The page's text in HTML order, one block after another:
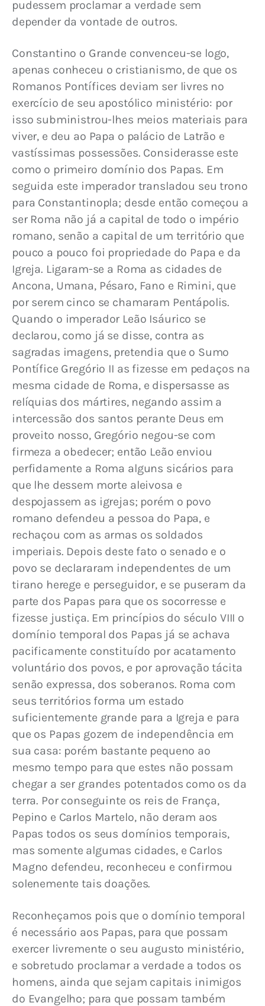
pudessem proclamar a verdade sem
depender da vontade de outros.
Constantino o Grande convenceu-se logo,
apenas conheceu o cristianismo, de que os
Romanos Pontífices deviam ser livres no
exercício de seu apostólico ministério: por
isso subministrou-lhes meios materiais para
viver, e deu ao Papa o palácio de Latrão e
vastíssimas possessões. Considerasse este
como o primeiro domínio dos Papas. Em
seguida este imperador transladou seu trono
para Constantinopla; desde então começou a
ser Roma não já a capital de todo o império
romano, senão a capital de um território que
pouco a pouco foi propriedade do Papa e da
Igreja. Ligaram-se a Roma as cidades de
Ancona, Umana, Pésaro, Fano e Rimini, que
por serem cinco se chamaram Pentápolis.
Quando o imperador Leão Isáurico se
declarou, como já se disse, contra as
sagradas imagens, pretendia que o Sumo
Pontífice Gregório II as fizesse em pedaços na
mesma cidade de Roma, e dispersasse as
relíquias dos mártires, negando assim a
intercessão dos santos perante Deus em
proveito nosso, Gregório negou-se com
firmeza a obedecer; então Leão enviou
perfidamente a Roma alguns sicários para
que lhe dessem morte aleivosa e
despojassem as igrejas; porém o povo
romano defendeu a pessoa do Papa, e
rechaçou com as armas os soldados
imperiais. Depois deste fato o senado e o
povo se declararam independentes de um
tirano herege e perseguidor, e se puseram da
parte dos Papas para que os socorresse e
fizesse justiça. Em princípios do século VIII o
domínio temporal dos Papas já se achava
pacificamente constituído por acatamento
voluntário dos povos, e por aprovação tácita
senão expressa, dos soberanos. Roma com
seus territórios forma um estado
suficientemente grande para a Igreja e para
que os Papas gozem de independência em
sua casa: porém bastante pequeno ao
mesmo tempo para que estes não possam
chegar a ser grandes potentados como os da
terra. Por conseguinte os reis de França,
Pepino e Carlos Martelo, não deram aos
Papas todos os seus domínios temporais,
mas somente algumas cidades, e Carlos
Magno defendeu, reconheceu e confirmou
solenemente tais doações.
Reconheçamos pois que o domínio temporal
é necessário aos Papas, para que possam
exercer livremente o seu augusto ministério,
e sobretudo proclamar a verdade a todos os
homens, ainda que sejam capitais inimigos
do Evangelho; para que possam também